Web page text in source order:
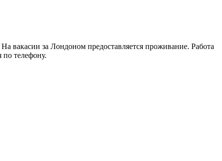
вакасии за Лондоном предоставляется проживание. Работа
телефону.